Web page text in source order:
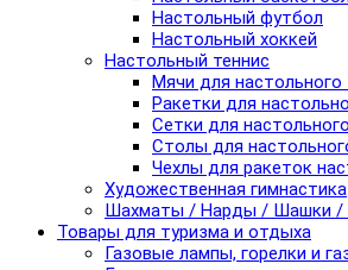
Настольный футбол
Настольный хоккей
Настольный теннис
Мячи для настольного
Ракетки для
Сетки для
Столы для
Чехлы для ракеток
Художественная гимнастика
Шахматы / Нарды / Шашки /
Товары для туризма и отдыха
Газовые лампы, горелки и